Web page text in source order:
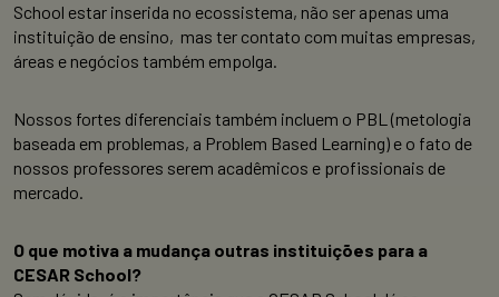
School estar inserida no ecossistema, não ser apenas uma
instituição de ensino, mas ter contato com muitas empresas,
áreas e negócios também empolga.
Nossos fortes diferenciais também incluem o PBL (metologia
baseada em problemas, a Problem Based Learning) e o fato de
nossos professores serem acadêmicos e profissionais de
mercado.
O que motiva a mudança outras instituições para a
CESAR School?